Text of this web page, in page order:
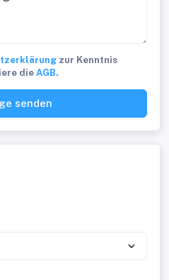
zur Kenntnis
die AGB.
senden